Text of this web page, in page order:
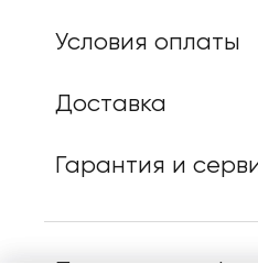
Условия оплаты
Доставка
Гарантия и